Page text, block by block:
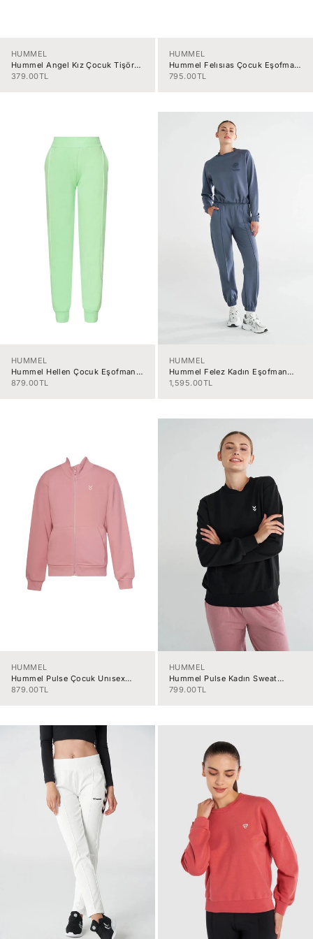
HUMMEL
Hummel Angel Kız Çocuk Tişört
912068-9003
İndirimli fiyat
379.00TL
HUMMEL
Hummel Felısıas Çocuk Eşofman
Altı 931613-9877
İndirimli fiyat
795.00TL
HUMMEL
Hummel Hellen Çocuk Eşofman
Altı 932175-7622
İndirimli fiyat
879.00TL
HUMMEL
Hummel Felez Kadın Eşofman
Altı 932329-8588
İndirimli fiyat
1,595.00TL
HUMMEL
Hummel Pulse Çocuk Unısex
Sweat 922380-3325
İndirimli fiyat
879.00TL
HUMMEL
Hummel Pulse Kadın Sweat
922440-2001
İndirimli fiyat
799.00TL